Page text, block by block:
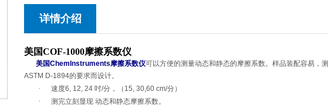
详情介绍
美国COF-1000摩擦系数仪
美国ChemInstruments摩擦系数仪可以方便的测量动态和静态的摩擦系数。样品装配容易，
ASTM D-1894的要求而设计。
· 速度6, 12, 24 吋/分， （15, 30,60 cm/分）
· 测完立刻显现 动态和静态摩擦系数。